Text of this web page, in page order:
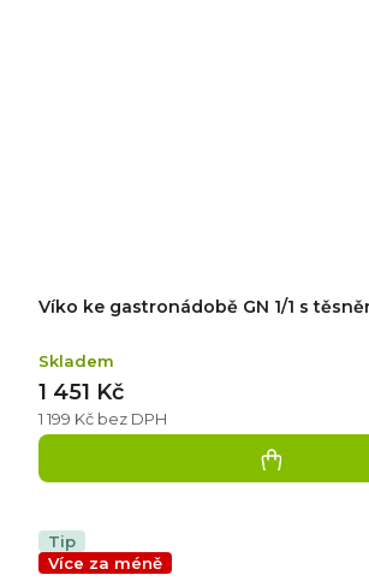
Víko ke gastronádobě GN 1/1 s
Skladem
1 199 Kč bez DPH
1 451 Kč
Tip
Více za méně